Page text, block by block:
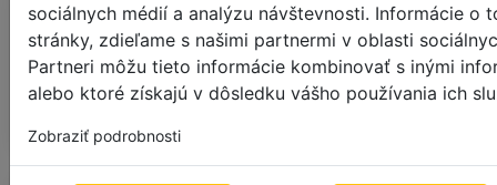
sociálnych médií a analýzu návštevnosti. Informácie o
stránky, zdieľame s našimi partnermi v oblasti
Partneri môžu tieto informácie kombinovať s inými
alebo ktoré získajú v dôsledku vášho používania ich
Zobraziť podrobnosti
približná hmotnosť: 2.15 kg
Približná veľkosť stohu:159 mm (15.9%)
Približná doba výroby:6-7pracovních dní +
Doručenie